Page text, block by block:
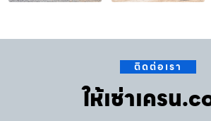
ติดต่อเรา
ให้เช่าเครน